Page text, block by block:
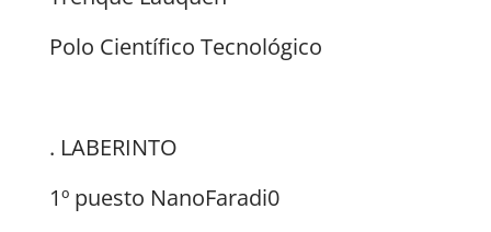
Polo Científico Tecnológico
. LABERINTO
1º puesto NanoFaradi0